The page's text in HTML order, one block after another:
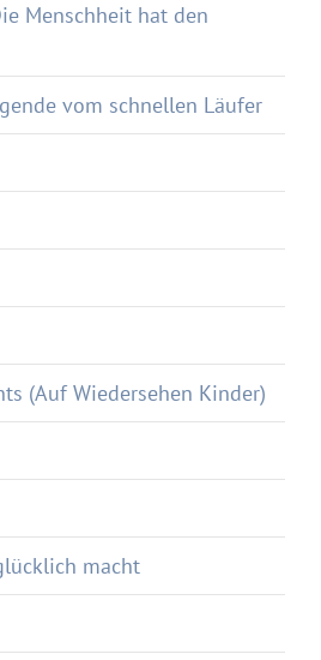
Menschheit hat den
vom schnellen Läufer
(Auf Wiedersehen Kinder)
macht